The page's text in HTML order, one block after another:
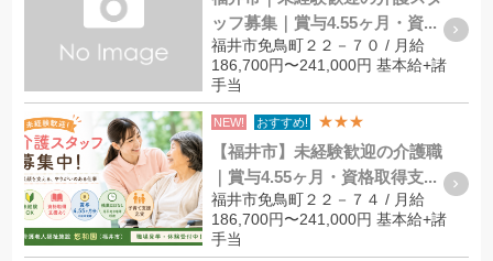
ッフ募集｜賞与4.55ヶ月・資...
福井市免鳥町２２－７０ / 月給
186,700円〜241,000円 基本給+諸
手当
NEW! おすすめ! ★★★
【福井市】未経験歓迎の介護職
｜賞与4.55ヶ月・資格取得支...
福井市免鳥町２２－７４ / 月給
186,700円〜241,000円 基本給+諸
手当